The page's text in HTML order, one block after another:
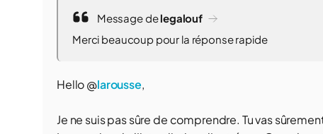
Message delegalouf
Merci beaucoup pour la réponse rapide
Hello @larousse,
Je ne suis pas sûre de comprendre. Tu vas